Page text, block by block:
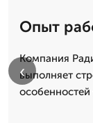
Опыт
Компания
выполняет
особенностей
‹